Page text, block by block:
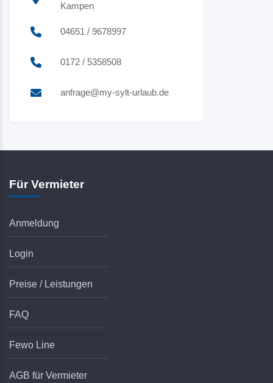
Kampen
04651 / 9678997
0172 / 5358508
anfrage@my-sylt-urlaub.de
Für Vermieter
Anmeldung
Login
Preise / Leistungen
FAQ
Fewo Line
AGB für Vermieter